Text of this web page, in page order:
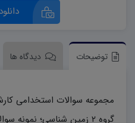
توضیحات دیدگاه ها
مجموعه سوالات استخدامی
گروه ۲ زمین شناسی؛ نمونه